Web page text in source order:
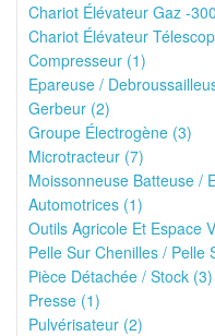
Chariot Élévateur Gaz -
Chariot Élévateur
Compresseur (1)
Epareuse /
Gerbeur (2)
Groupe Électrogène (3)
Microtracteur (7)
Moissonneuse Batteuse /
Automotrices (1)
Outils Agricole Et Espace
Pelle Sur Chenilles / Pelle
Pièce Détachée / Stock (3)
Presse (1)
Pulvérisateur (2)